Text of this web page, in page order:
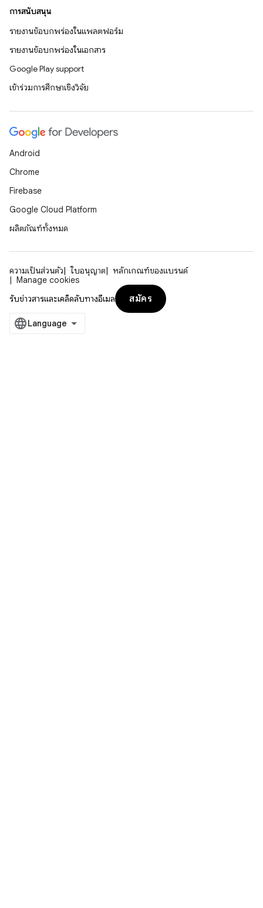
การสนับสนุน
รายงานข้อบกพร่องในแพลตฟอร์ม
รายงานข้อบกพร่องในเอกสาร
Google Play support
เข้าร่วมการศึกษาเชิงวิจัย
Android
Chrome
Firebase
Google Cloud Platform
ผลิตภัณฑ์ทั้งหมด
ความเป็นส่วนตัว ใบอนุญาต
หลักเกณฑ์ของแบรนด์
Manage cookies
รับข่าวสารและเคล็ดลับทางอีเมล
สมัคร